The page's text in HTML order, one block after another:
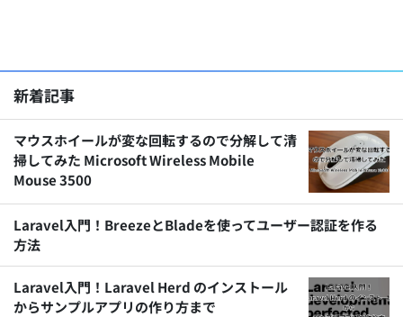
新着記事
マウスホイールが変な回転するので分解して清
掃してみた Microsoft Wireless Mobile
Mouse 3500
Laravel入門！BreezeとBladeを使ってユーザー認証を作る
方法
Laravel入門！Laravel Herd のインストール
からサンプルアプリの作り方まで